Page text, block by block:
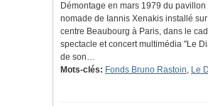
Démontage en mars 1979 du pavillon
nomade de Iannis Xenakis installé
centre Beaubourg à Paris, dans le
spectacle et concert multimédia "Le
de son…
Mots-clés: Fonds Bruno Rastoin, Le